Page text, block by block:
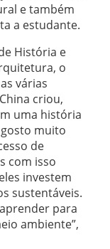
e também
a estudante.
História e
o
várias
criou,
uma história
muito
de
com isso
investem
sustentáveis.
para
ambiente”,